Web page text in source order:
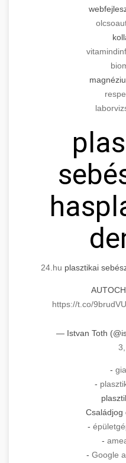
24.hu plasztikai
https://t.co/
— Istvan Toth
-
-
Családjog
-
-
- Google